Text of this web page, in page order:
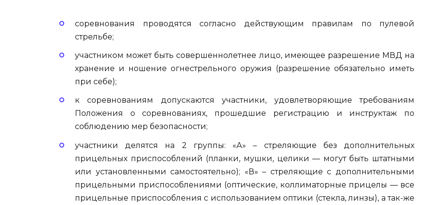
соревнования проводятся согласно действующим правилам по пулевой
стрельбе;
участником может быть совершеннолетнее лицо, имеющее разрешение МВД на
хранение и ношение огнестрельного оружия (разрешение обязательно иметь
при себе);
к соревнованиям допускаются участники, удовлетворяющие требованиям
Положения о соревнованиях, прошедшие регистрацию и инструктаж по
соблюдению мер безопасности;
участники делятся на 2 группы: «А» – стреляющие без дополнительных
прицельных приспособлений (планки, мушки, целики — могут быть штатными
или установленными самостоятельно); «В» – стреляющие с дополнительными
прицельными приспособлениями (оптические, коллиматорные прицелы — все
прицельные приспособления с использованием оптики (стекла, линзы), а так-же